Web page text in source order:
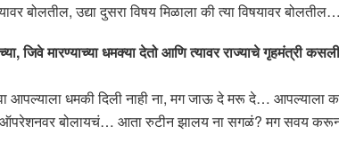
बोलतील, उद्या दुसरा विषय मिळाला की त्या विषयावर बोलतील…
जिवे मारण्याच्या धमक्या देतो आणि त्यावर राज्याचे गृहमंत्री
आपल्याला धमकी दिली नाही ना, मग जाऊ दे मरू दे…
बोलायचं… आता रुटीन झालय ना सगळं? मग सवय